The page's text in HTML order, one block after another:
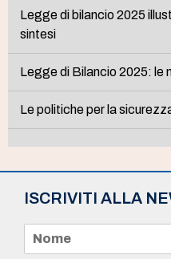
Legge di bilancio 2025
sintesi
Legge di Bilancio 2025: le
Le politiche per la
ISCRIVITI ALLA
m